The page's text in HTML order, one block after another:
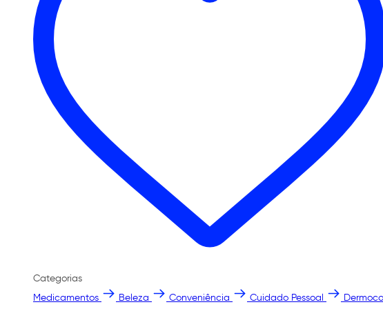
Categorias
Medicamentos
Beleza Conveniência Cuidado Pessoal